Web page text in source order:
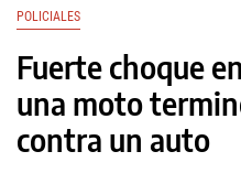
POLICIALES
Fuerte choque
una moto
contra un auto